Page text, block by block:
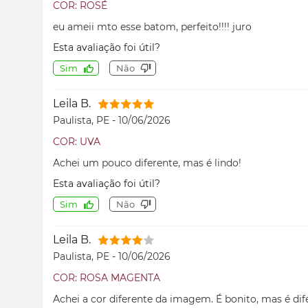
COR: ROSÉ
eu ameii mto esse batom, perfeito!!!! juro
Esta avaliação foi útil?
Sim Não
Leila B.
Paulista, PE - 10/06/2026
COR: UVA
Achei um pouco diferente, mas é lindo!
Esta avaliação foi útil?
Sim Não
Leila B.
Paulista, PE - 10/06/2026
COR: ROSA MAGENTA
Achei a cor diferente da imagem. É bonito, mas é